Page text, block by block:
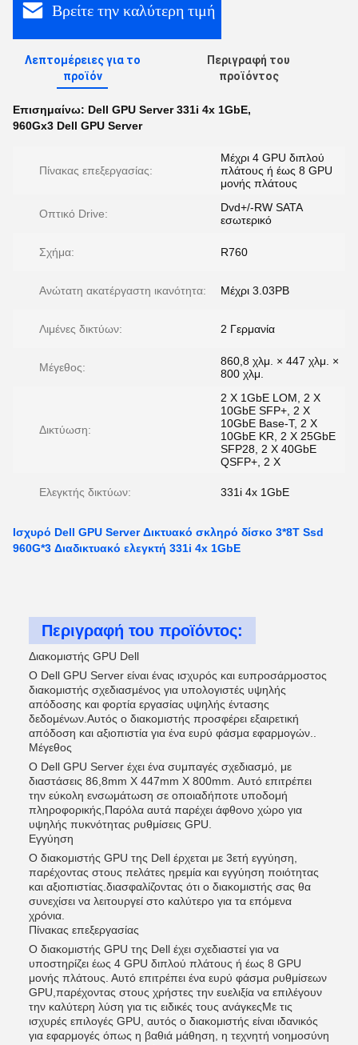
Βρείτε την καλύτερη τιμή
Λεπτομέρειες για το
προϊόν
Περιγραφή του
προϊόντος
Επισημαίνω: Dell GPU Server 331i 4x 1GbE,
960Gx3 Dell GPU Server
Πίνακας επεξεργασίας:
Μέχρι 4 GPU διπλού
πλάτους ή έως 8 GPU
μονής πλάτους
Οπτικό Drive:
Dvd+/-RW SATA
εσωτερικό
Σχήμα: R760
Ανώτατη ακατέργαστη ικανότητα: Μέχρι 3.03PB
Λιμένες δικτύων: 2 Γερμανία
Μέγεθος:
860,8 χλμ. × 447 χλμ. ×
800 χλμ.
Δικτύωση:
2 X 1GbE LOM, 2 X
10GbE SFP+, 2 X
10GbE Base-T, 2 X
10GbE KR, 2 X 25GbE
SFP28, 2 X 40GbE
QSFP+, 2 X
Ελεγκτής δικτύων: 331i 4x 1GbE
Ισχυρό Dell GPU Server Δικτυακό σκληρό δίσκο 3*8T Ssd
960G*3 Διαδικτυακό ελεγκτή 331i 4x 1GbE
Περιγραφή του προϊόντος:
Διακομιστής GPU Dell
Ο Dell GPU Server είναι ένας ισχυρός και ευπροσάρμοστος
διακομιστής σχεδιασμένος για υπολογιστές υψηλής
απόδοσης και φορτία εργασίας υψηλής έντασης
δεδομένων.Αυτός ο διακομιστής προσφέρει εξαιρετική
απόδοση και αξιοπιστία για ένα ευρύ φάσμα εφαρμογών..
Μέγεθος
Ο Dell GPU Server έχει ένα συμπαγές σχεδιασμό, με
διαστάσεις 86,8mm X 447mm X 800mm. Αυτό επιτρέπει
την εύκολη ενσωμάτωση σε οποιαδήποτε υποδομή
πληροφορικής,Παρόλα αυτά παρέχει άφθονο χώρο για
υψηλής πυκνότητας ρυθμίσεις GPU.
Εγγύηση
Ο διακομιστής GPU της Dell έρχεται με 3ετή εγγύηση,
παρέχοντας στους πελάτες ηρεμία και εγγύηση ποιότητας
και αξιοπιστίας.διασφαλίζοντας ότι ο διακομιστής σας θα
συνεχίσει να λειτουργεί στο καλύτερο για τα επόμενα
χρόνια.
Πίνακας επεξεργασίας
Ο διακομιστής GPU της Dell έχει σχεδιαστεί για να
υποστηρίζει έως 4 GPU διπλού πλάτους ή έως 8 GPU
μονής πλάτους. Αυτό επιτρέπει ένα ευρύ φάσμα ρυθμίσεων
GPU,παρέχοντας στους χρήστες την ευελιξία να επιλέγουν
την καλύτερη λύση για τις ειδικές τους ανάγκεςΜε τις
ισχυρές επιλογές GPU, αυτός ο διακομιστής είναι ιδανικός
για εφαρμογές όπως η βαθιά μάθηση, η τεχνητή νοημοσύνη